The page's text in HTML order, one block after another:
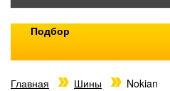
Подбор
Главная Шины Nokian